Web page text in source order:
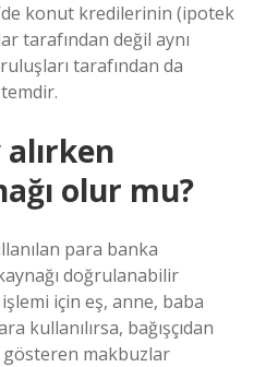
konut kredilerinin (ipotek
tarafından değil aynı
tarafından da
alırken
olur mu?
para banka
doğrulanabilir
işlemi için eş, anne, baba
kullanılırsa, bağışçıdan
gösteren makbuzlar